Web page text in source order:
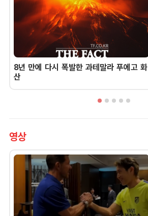
8년 만에 다시 폭발한 과테말라 푸에고 화
산
영상